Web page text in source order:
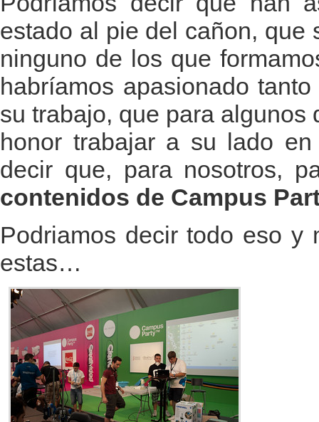
estado al pie del cañon,
ninguno de los que
habríamos apasionado
su trabajo, que para algunos
honor trabajar a su lado
decir que, para nosotros,
contenidos de Campus
Podriamos decir todo eso y
estas…